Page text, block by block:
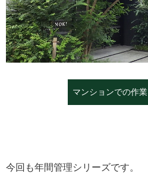
マンションでの作業
今回も年間管理シリーズです。